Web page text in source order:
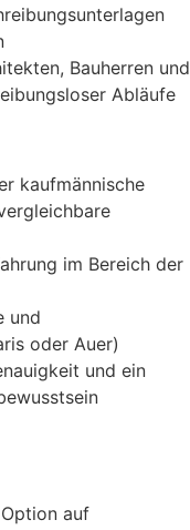
Bauherren und
Abläufe
kaufmännische
im Bereich der
und
oder Auer)
und ein
auf